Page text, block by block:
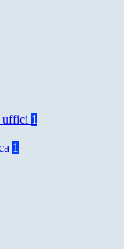
uffici 1
1